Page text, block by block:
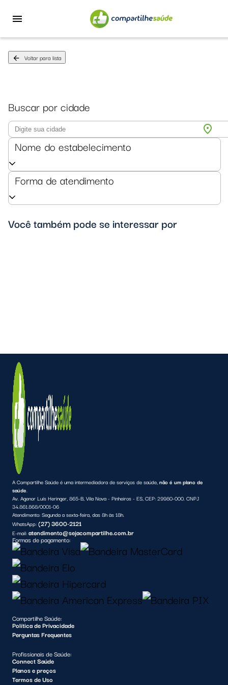
menu
arrow_back Voltar para lista
Buscar por cidade
location_on
Nome do estabelecimento
Forma de atendimento
Você também pode se interessar por
A Compartilhe Saúde é uma intermediadora de serviços de saúde,não é um plano de
saúde.
Av. Agenor Luís Heringer, 865-B, Vila Nova - Pinheiros - ES, CEP: 29980-000. CNPJ
34.861.868/0001-06
Atendimento:Segunda a sexta-feira, das 8h às 18h.
WhatsApp:(27) 3600-2121
E-mail:atendimento@sejacompartilhe.com.br
Formas de pagamento:
Compartilhe Saúde:
Política de Privacidade
Perguntas Frequentes
Profissionais de Saúde:
Connect Saúde
Planos e preços
Termos de Uso